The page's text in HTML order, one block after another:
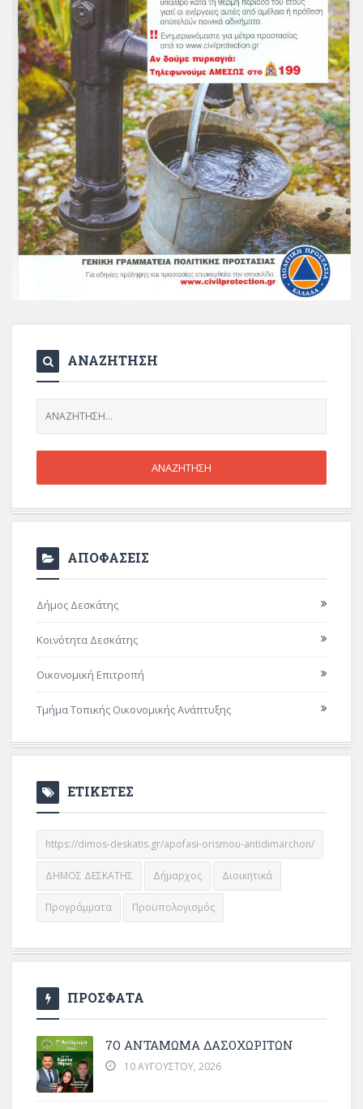
ΑΝΑΖΗΤΗΣΗ
ΑΠΟΦΑΣΕΙΣ
Δήμος Δεσκάτης
Κοινότητα Δεσκάτης
Οικονομική Επιτροπή
Τμήμα Τοπικής Οικονομικής Ανάπτυξης
ΕΤΙΚΕΤΕΣ
https://dimos-deskatis.gr/apofasi-orismou-antidimarchon/
ΔΗΜΟΣ ΔΕΣΚΑΤΗΣ Δήμαρχος Διοικητικά
Προγράμματα Προϋπολογισμός
ΠΡΟΣΦΑΤΑ
7Ο ΑΝΤΆΜΩΜΑ ΔΑΣΟΧΩΡΙΤΏΝ
10 ΑΥΓΟΎΣΤΟΥ, 2026